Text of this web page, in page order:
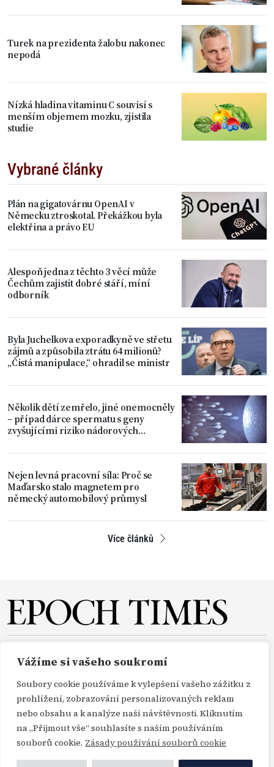
Vážíme si vašeho soukromí
Soubory cookie používáme k vylepšení vašeho zážitku z
prohlížení, zobrazování personalizovaných reklam
nebo obsahu a k analýze naší návštěvnosti. Kliknutím
na „Přijmout vše“ souhlasíte s naším používáním
souborů cookie. Zásady používání souborů cookie
Turek na prezidenta žalobu nakonec
nepodá
Nízká hladina vitaminu C souvisí s
menším objemem mozku, zjistila
studie
Vybrané články
Plán na gigatovárnu OpenAI v
Německu ztroskotal. Překážkou byla
elektřina a právo EU
Alespoň jedna z těchto 3 věcí může
Čechům zajistit dobré stáří, míní
odborník
Byla Juchelkova exporadkyně ve střetu
zájmů a způsobila ztrátu 64 milionů?
„Čistá manipulace,“ ohradil se ministr
Několik dětí zemřelo, jiné onemocněly
– případ dárce spermatu s geny
zvyšujícími riziko nádorových
Nejen levná pracovní síla: Proč se
Maďarsko stalo magnetem pro
německý automobilový průmysl
Více článků
OBCHODNÍ PODMÍNKY
Copyright Epoch Times ČR © 2000-2026
Profimedia, Getty Images a Envato je bez předchozího písemného souhlasu těchto